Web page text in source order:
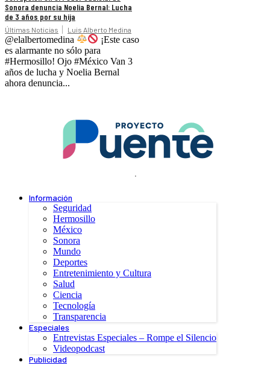
Sonora denuncia Noelia Bernal: Lucha
de 3 años por su hija
Últimas Noticias Luis Alberto Medina
@elalbertomedina
¡Este caso
es alarmante no sólo para
#Hermosillo! Ojo #México Van 3
años de lucha y Noelia Bernal
ahora denuncia...
.
Información
Seguridad
Hermosillo
México
Sonora
Mundo
Deportes
Entretenimiento y Cultura
Salud
Ciencia
Tecnología
Transparencia
Especiales
Entrevistas Especiales – Rompe el Silencio
Videopodcast
Publicidad